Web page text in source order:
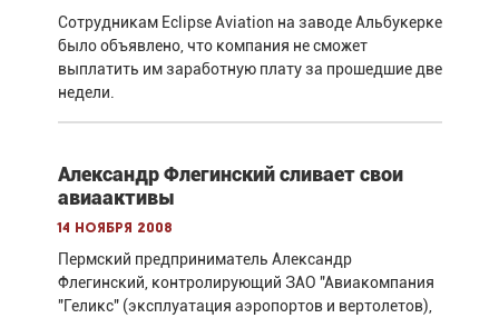
Сотрудникам Eclipse Aviation на заводе Альбукерке
было объявлено, что компания не сможет
выплатить им заработную плату за прошедшие две
недели.
Александр Флегинский сливает свои
авиаактивы
14 ноября 2008
Пермский предприниматель Александр
Флегинский, контролирующий ЗАО "Авиакомпания
"Геликс" (эксплуатация аэропортов и вертолетов),